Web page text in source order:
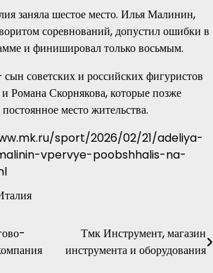
заняла шестое место. Илья Малинин,
соревнований, допустил ошибки в
и финишировал только восьмым.
советских и российских фигуристов
Романа Скорнякова, которые позже
место жительства.
sport/2026/02/21/adeliya-
vpervye-poobshhalis-na-
Тмк Инструмент, магазин
инструмента и оборудования